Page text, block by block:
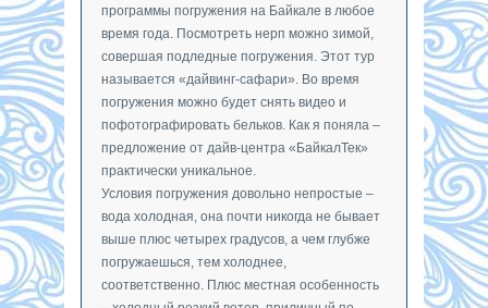
программы погружения на Байкале в любое
время года. Посмотреть нерп можно зимой,
совершая подледные погружения. Этот тур
называется «дайвинг-сафари». Во время
погружения можно будет снять видео и
пофотографировать бельков. Как я поняла –
предложение от дайв-центра «БайкалТек»
практически уникальное.
Условия погружения довольно непростые –
вода холодная, она почти никогда не бывает
выше плюс четырех градусов, а чем глубже
погружаешься, тем холоднее,
соответственно. Плюс местная особенность